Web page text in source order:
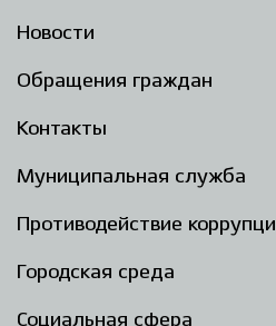
Новости
Обращения граждан
Контакты
Муниципальная служба
Противодействие
Городская среда
Социальная сфера